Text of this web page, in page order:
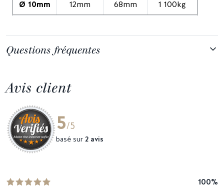
Ø 10mm
12mm 68mm 1 100kg
Questions fréquentes
Avis client
5/5
basé sur 2 avis
100%